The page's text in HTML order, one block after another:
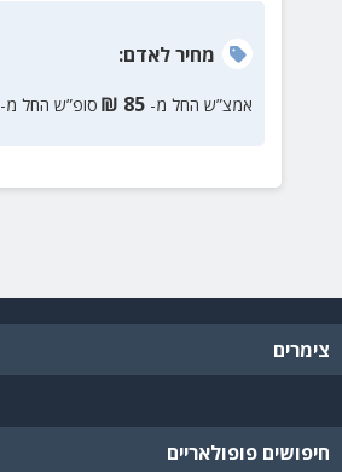
מחירלאדם:
אמצ”ש החל מ- 85
₪ סופ”ש החל מ-
צימרים
חיפושים פופולאריים